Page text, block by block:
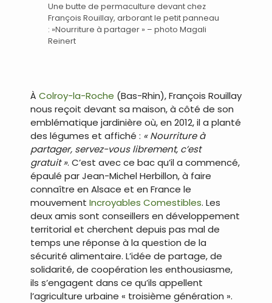
Une butte de permaculture devant chez
François Rouillay, arborant le petit panneau
: »Nourriture à partager » – photo Magali
Reinert
À Colroy-la-Roche (Bas-Rhin), François Rouillay
nous reçoit devant sa maison, à côté de son
emblématique jardinière où, en 2012, il a planté
des légumes et affiché : « Nourriture à
partager, servez-vous librement, c’est
gratuit ». C’est avec ce bac qu’il a commencé,
épaulé par Jean-Michel Herbillon, à faire
connaître en Alsace et en France le
mouvement Incroyables Comestibles. Les
deux amis sont conseillers en développement
territorial et cherchent depuis pas mal de
temps une réponse à la question de la
sécurité alimentaire. L’idée de partage, de
solidarité, de coopération les enthousiasme,
ils s’engagent dans ce qu’ils appellent
l’agriculture urbaine « troisième génération ».